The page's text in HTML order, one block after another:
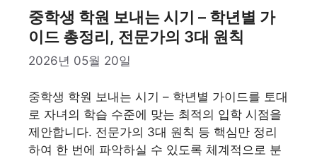
중학생 학원 보내는 시기 – 학년별 가
이드 총정리, 전문가의 3대 원칙
2026년 05월 20일
중학생 학원 보내는 시기 – 학년별 가이드를 토대
로 자녀의 학습 수준에 맞는 최적의 입학 시점을
제안합니다. 전문가의 3대 원칙 등 핵심만 정리
하여 한 번에 파악하실 수 있도록 체계적으로 분